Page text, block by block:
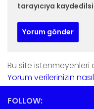
tarayıcıya
Bu site istenmeyenleri
Yorum verilerinizin
FOLLOW: